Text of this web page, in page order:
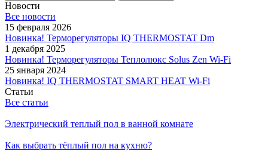
Новости
Все новости
15 февраля 2026
Новинка! Терморегуляторы IQ THERMOSTAT Dm
1 декабря 2025
Новинка! Терморегуляторы Теплолюкс Solus Zen Wi-Fi
25 января 2024
Новинка! IQ THERMOSTAT SMART HEAT Wi-Fi
Статьи
Все статьи
Электрический теплый пол в ванной комнате
Как выбрать тёплый пол на кухню?